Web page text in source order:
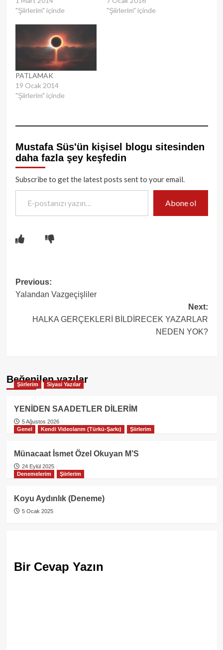
"Şiirlerim" içinde
"Şiirlerim" içinde
PATLAMAK
19 Ocak 2014
"Şiirlerim" içinde
Mustafa Süs'ün kişisel blogu sitesinden
daha fazla şey keşfedin
Subscribe to get the latest posts sent to your email.
E-postanızı yazın…
Abone ol
Post
navigation
Previous:
Yalandan Vazgeçişliler
Next:
HALKA GERÇEKLERİ BİLDİRECEK YAZARLAR
NEDEN YOK?
Beğenilen yazılar
Şiirlerim Siyasi Yazılar
YENİDEN SAADETLER DİLERİM
5 Ağustos 2026
Genel
Kendi Videolarım (Türkü-Şarkı) Şiirlerim
Münacaat İsmet Özel Okuyan M’S
24 Eylül 2025
Denemelerim
Şiirlerim
Koyu Aydınlık (Deneme)
5 Ocak 2025
Bir Cevap Yazın